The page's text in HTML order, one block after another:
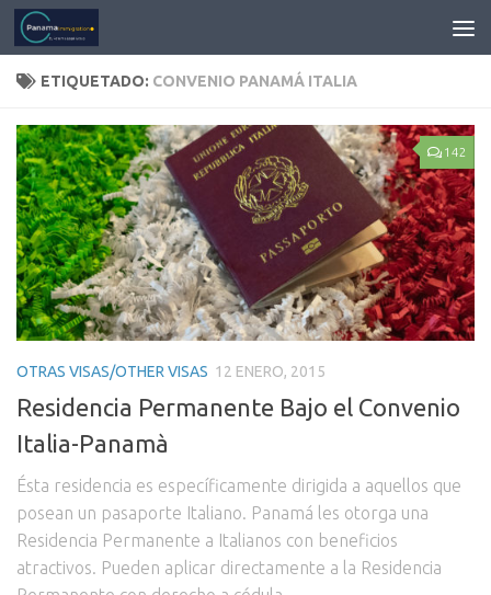
ETIQUETADO: CONVENIO PANAMÁ ITALIA
142
OTRAS VISAS/OTHER VISAS 12 ENERO, 2015
Residencia Permanente Bajo el Convenio
Italia-Panamà
Ésta residencia es específicamente dirigida a aquellos que
posean un pasaporte Italiano. Panamá les otorga una
Residencia Permanente a Italianos con beneficios
atractivos. Pueden aplicar directamente a la Residencia